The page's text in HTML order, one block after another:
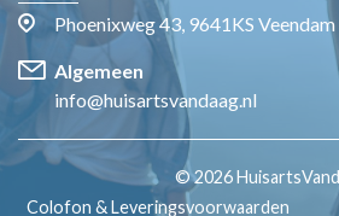
Phoenixweg 43, 9641KS Veendam
Algemeen
info@huisartsvandaag.nl
© 2026
Colofon & Leveringsvoorwaarden